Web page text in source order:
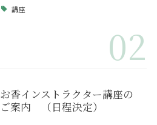
講座
02
お香インストラクター講座の
ご案内 （日程決定）